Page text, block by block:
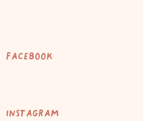
Facebook
Instagram